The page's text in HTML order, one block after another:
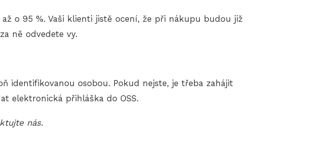
o 95 %. Vaši klienti jistě ocení, že při nákupu budou již
ně odvedete vy.
identifikovanou osobou. Pokud nejste, je třeba zahájit
elektronická přihláška do OSS.
nás.